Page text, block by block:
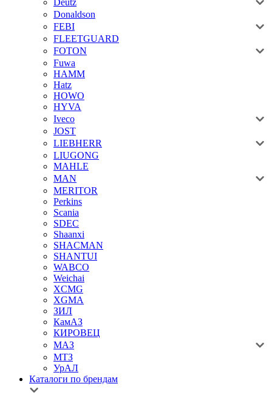
Deutz
Donaldson
FEBI
FLEETGUARD
FOTON
Fuwa
HAMM
Hatz
HOWO
HYVA
Iveco
JOST
LIEBHERR
LIUGONG
MAHLE
MAN
MERITOR
Perkins
Scania
SDEC
Shaanxi
SHACMAN
SHANTUI
WABCO
Weichai
XCMG
XGMA
ЗИЛ
КамАЗ
КИРОВЕЦ
МАЗ
МТЗ
УрАЛ
Каталоги по брендам